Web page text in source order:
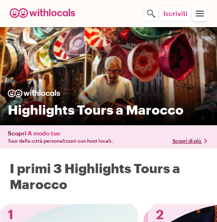
Iscriviti
Highlights Tours a Marocco
Scopri A modo tuo
Tour della città personalizzati con host locali. Scopri di più
I primi 3 Highlights Tours a
Marocco
1
2